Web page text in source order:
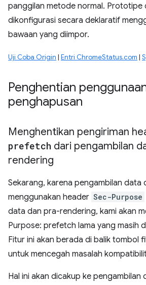
panggilan metode normal.
dikonfigurasi secara deklaratif
bawaan yang diimpor.
Uji Coba Origin | Entri ChromeStatus.com |
Penghentian
penghapusan
Menghentikan pengiriman
prefetch dari pengambilan
rendering
Sekarang, karena pengambilan data
menggunakan header Sec-Purpose
data dan pra-rendering, kami akan
Purpose: prefetch lama yang masih
Fitur ini akan berada di balik tombol
untuk mencegah masalah
Hal ini akan dicakup ke pengambilan